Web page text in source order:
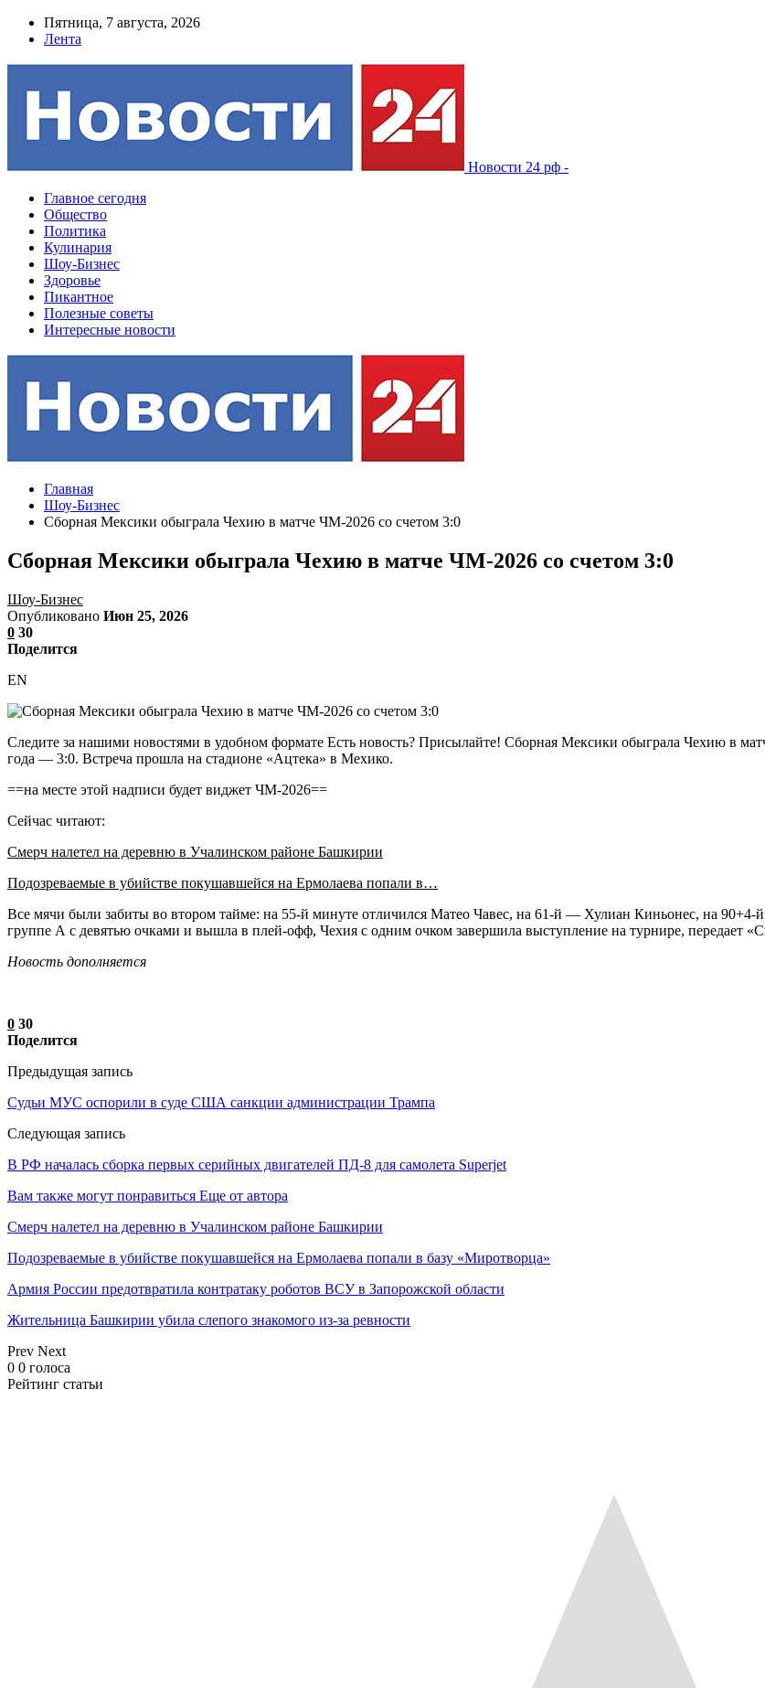
Пятница, 7 августа, 2026
Лента
Новости 24 рф -
Главное сегодня
Общество
Политика
Кулинария
Шоу-Бизнес
Здоровье
Пикантное
Полезные советы
Интересные новости
Главная
Шоу-Бизнес
Сборная Мексики обыграла Чехию в матче ЧМ-2026 со счетом 3:0
Сборная Мексики обыграла Чехию в матче ЧМ-2026 со счетом 3:0
Шоу-Бизнес
Опубликовано Июн 25, 2026
0 30
Поделится
EN
Следите за нашими новостями в удобном формате Есть новость? Присылайте! Сборная Мексики обыграла Чехию в
года — 3:0. Встреча прошла на стадионе «Ацтека» в Мехико.
==на месте этой надписи будет виджет ЧМ-2026==
Сейчас читают:
Смерч налетел на деревню в Учалинском районе Башкирии
Подозреваемые в убийстве покушавшейся на Ермолаева попали в…
Все мячи были забиты во втором тайме: на 55-й минуте отличился Матео Чавес, на 61-й — Хулиан Киньонес, на
группе А с девятью очками и вышла в плей-офф, Чехия с одним очком завершила выступление на турнире, передает
Новость дополняется
0 30
Поделится
Предыдущая запись
Судьи МУС оспорили в суде США санкции администрации Трампа
Следующая запись
В РФ началась сборка первых серийных двигателей ПД-8 для самолета Superjet
Вам также могут понравиться Еще от автора
Смерч налетел на деревню в Учалинском районе Башкирии
Подозреваемые в убийстве покушавшейся на Ермолаева попали в базу «Миротворца»
Армия России предотвратила контратаку роботов ВСУ в Запорожской области
Жительница Башкирии убила слепого знакомого из-за ревности
Prev Next
0 0 голоса
Рейтинг статьи